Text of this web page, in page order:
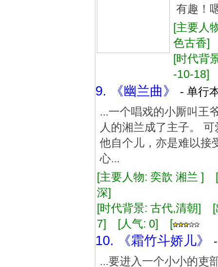
有趣！
[主要人
色古
[时代背
-10-18]
9. 《幽兰曲》
- 单行
...一个唱戏的小厮叫王
人的湘兰成了主子。
他自个儿，亦是难以接
心...
[主要人物: 奕歆 湘兰 ]
深]
[时代背景: 古代,清朝]
7] [人气: 0] [
10. 《霜竹斗娇儿》
...要进入一个小小的吏